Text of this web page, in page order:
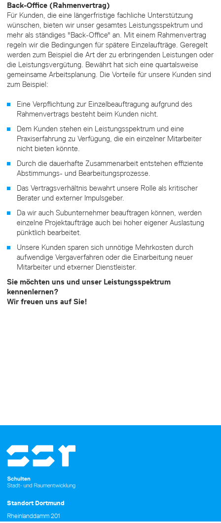
Back-Office (Rahmenvertrag)
Für Kunden, die eine längerfristige fachliche Unterstützung
wünschen, bieten wir unser gesamtes Leistungsspektrum und
mehr als ständiges "Back-Office" an. Mit einem Rahmenvertrag
regeln wir die Bedingungen für spätere Einzelaufträge. Geregelt
werden zum Beispiel die Art der zu erbringenden Leistungen oder
die Leistungsvergütung. Bewährt hat sich eine quartalsweise
gemeinsame Arbeitsplanung. Die Vorteile für unsere Kunden sind
zum Beispiel:
Eine Verpflichtung zur Einzelbeauftragung aufgrund des
Rahmenvertrags besteht beim Kunden nicht.
Dem Kunden stehen ein Leistungsspektrum und eine
Praxiserfahrung zu Verfügung, die ein einzelner Mitarbeiter
nicht bieten könnte.
Durch die dauerhafte Zusammenarbeit entstehen effiziente
Abstimmungs- und Bearbeitungsprozesse.
Das Vertragsverhältnis bewahrt unsere Rolle als kritischer
Berater und externer Impulsgeber.
Da wir auch Subunternehmer beauftragen können, werden
einzelne Projektaufträge auch bei hoher eigener Auslastung
pünktlich bearbeitet.
Unsere Kunden sparen sich unnötige Mehrkosten durch
aufwendige Vergaverfahren oder die Einarbeitung neuer
Mitarbeiter und etxerner Dienstleister.
Sie möchten uns und unser Leistungsspektrum
kennenlernen?
Wir freuen uns auf Sie!
Standort Dortmund
Rheinlanddamm 201